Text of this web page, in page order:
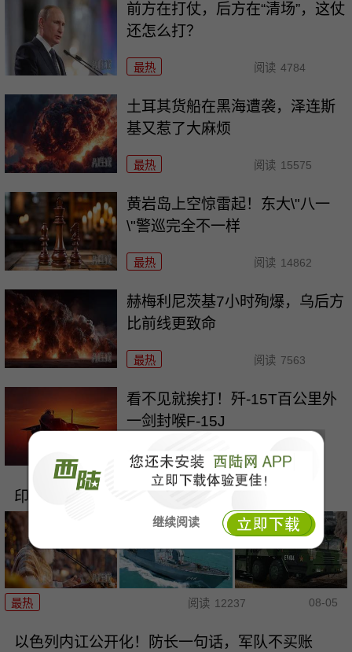
继续阅读
前方在打仗，后方在“清场”，这仗
还怎么打？
最热 阅读 4784
土耳其货船在黑海遭袭，泽连斯
基又惹了大麻烦
最热 阅读 15575
黄岩岛上空惊雷起！东大\"八一
\"警巡完全不一样
最热 阅读 14862
赫梅利尼茨基7小时殉爆，乌后方
比前线更致命
最热 阅读 7563
看不见就挨打！歼-15T百公里外
一剑封喉F-15J
最热 阅读 12458
印度满世界绕了一大圈，最后发现还是中国好？
最热 阅读 12237 08-05
以色列内讧公开化！防长一句话，军队不买账